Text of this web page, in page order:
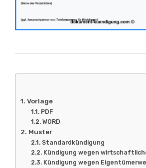
Vorlage
PDF
WORD
Muster
Standardkündigung
Kündigung wegen
Kündigung wegen